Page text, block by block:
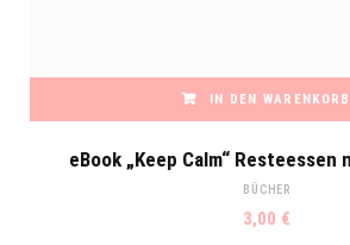
IN DEN WARENKORB
eBook „Keep Calm“ Resteessen
BÜCHER
3,00 €